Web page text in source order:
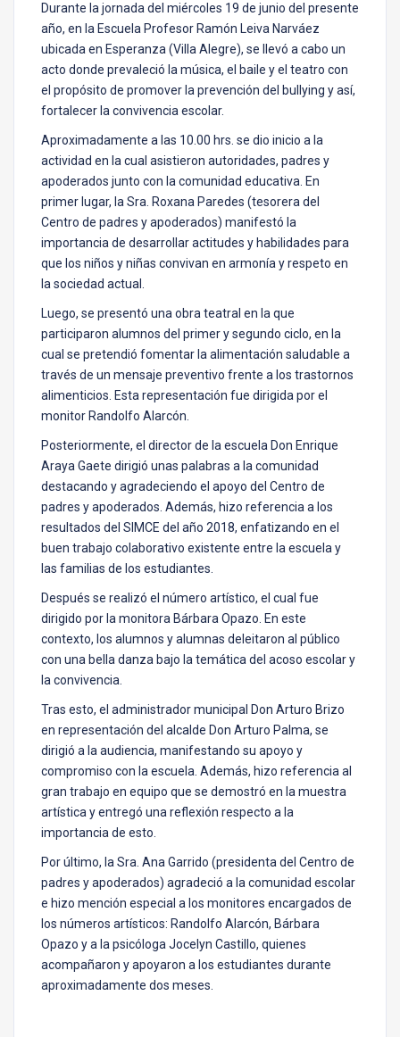
Durante la jornada del miércoles 19 de junio del presente
año, en la Escuela Profesor Ramón Leiva Narváez
ubicada en Esperanza (Villa Alegre), se llevó a cabo un
acto donde prevaleció la música, el baile y el teatro con
el propósito de promover la prevención del bullying y así,
fortalecer la convivencia escolar.
Aproximadamente a las 10.00 hrs. se dio inicio a la
actividad en la cual asistieron autoridades, padres y
apoderados junto con la comunidad educativa. En
primer lugar, la Sra. Roxana Paredes (tesorera del
Centro de padres y apoderados) manifestó la
importancia de desarrollar actitudes y habilidades para
que los niños y niñas convivan en armonía y respeto en
la sociedad actual.
Luego, se presentó una obra teatral en la que
participaron alumnos del primer y segundo ciclo, en la
cual se pretendió fomentar la alimentación saludable a
través de un mensaje preventivo frente a los trastornos
alimenticios. Esta representación fue dirigida por el
monitor Randolfo Alarcón.
Posteriormente, el director de la escuela Don Enrique
Araya Gaete dirigió unas palabras a la comunidad
destacando y agradeciendo el apoyo del Centro de
padres y apoderados. Además, hizo referencia a los
resultados del SIMCE del año 2018, enfatizando en el
buen trabajo colaborativo existente entre la escuela y
las familias de los estudiantes.
Después se realizó el número artístico, el cual fue
dirigido por la monitora Bárbara Opazo. En este
contexto, los alumnos y alumnas deleitaron al público
con una bella danza bajo la temática del acoso escolar y
la convivencia.
Tras esto, el administrador municipal Don Arturo Brizo
en representación del alcalde Don Arturo Palma, se
dirigió a la audiencia, manifestando su apoyo y
compromiso con la escuela. Además, hizo referencia al
gran trabajo en equipo que se demostró en la muestra
artística y entregó una reflexión respecto a la
importancia de esto.
Por último, la Sra. Ana Garrido (presidenta del Centro de
padres y apoderados) agradeció a la comunidad escolar
e hizo mención especial a los monitores encargados de
los números artísticos: Randolfo Alarcón, Bárbara
Opazo y a la psicóloga Jocelyn Castillo, quienes
acompañaron y apoyaron a los estudiantes durante
aproximadamente dos meses.